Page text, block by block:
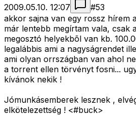
2009.05.10. 12:07
#53
akkor sajna van egy rossz hírem
már lentebb megírtam vala, csak
megosztó helyekbõl van kb.
legalábbis ami a nagyságrendet
ami olyan orrszágban van ahol
a torrent ellen törvényt fosni...
kívánok nekik !
Jómunkásemberek lesznek ,
elkötelezettség ! <#buck>